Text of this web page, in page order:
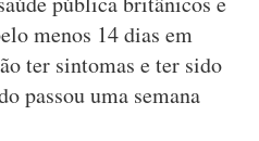
menos 14 dias em
ter sintomas e ter sido
passou uma semana